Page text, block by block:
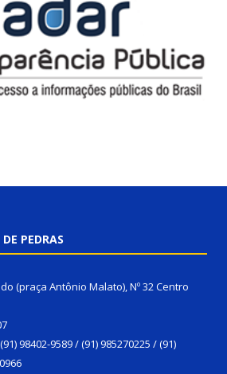
PEDRAS
(praça Antônio Malato), Nº 32 Centro
98402-9589 / (91) 985270225 / (91)